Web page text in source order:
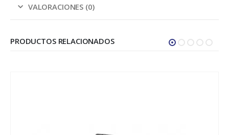
VALORACIONES (0)
PRODUCTOS RELACIONADOS